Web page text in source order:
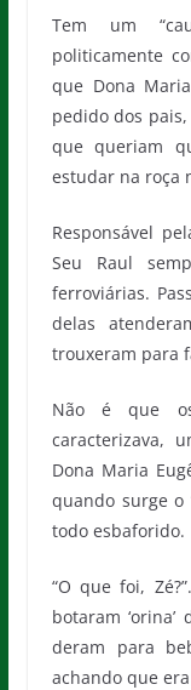
Tem um
politicamente
que Dona
pedido dos
que queriam
estudar na roça
Responsável
Seu Raul
ferroviárias.
delas
trouxeram para
Não é que os
caracterizava,
Dona Maria
quando surge o
todo esbaforido.
“O que foi,
botaram
deram para
achando que era